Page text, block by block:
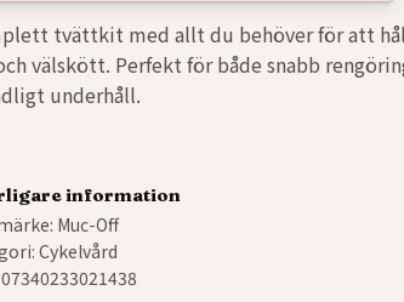
tvättkit med allt du behöver för att
välskött. Perfekt för både snabb
underhåll.
information
Muc-Off
Cykelvård
07340233021438